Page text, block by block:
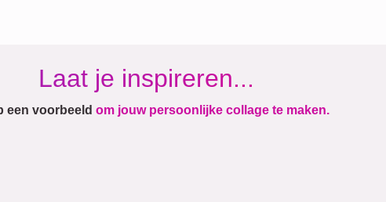
Laat je inspireren...
een voorbeeld om jouw persoonlijke collage te maken.